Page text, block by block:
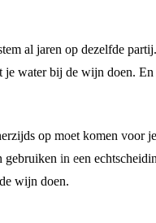
al jaren op dezelfde
je water bij de wijn doen.
op moet komen voor
in een
wijn doen.